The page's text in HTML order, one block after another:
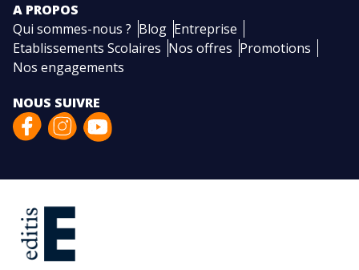
A PROPOS
Qui sommes-nous ? Blog Entreprise
Etablissements Scolaires Nos offres Promotions
Nos engagements
NOUS SUIVRE